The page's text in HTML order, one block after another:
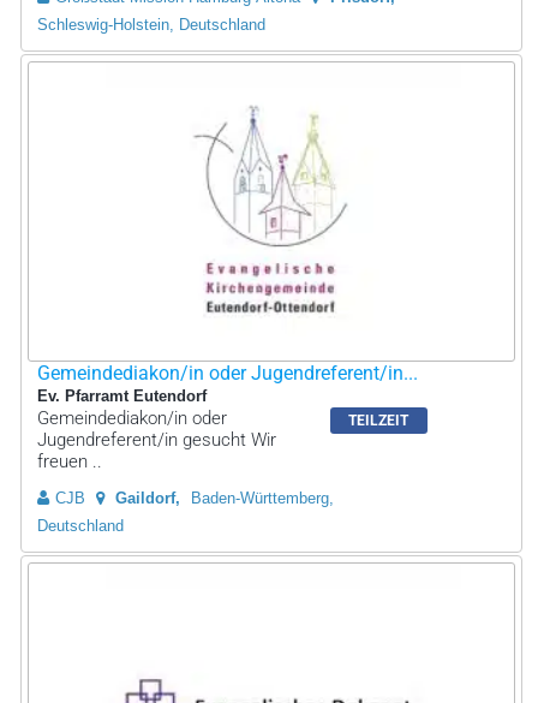
Schleswig-Holstein, Deutschland
Gemeindediakon/in oder Jugendreferent/in...
Ev. Pfarramt Eutendorf
TEILZEIT
Gemeindediakon/in oder
Jugendreferent/in gesucht Wir
freuen ..
CJB Gaildorf
Baden-Württemberg,
Deutschland